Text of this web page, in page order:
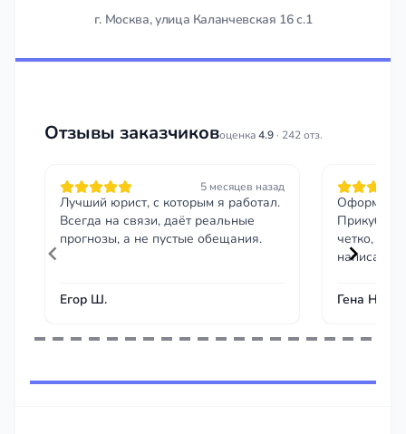
г. Москва, улица Каланчевская 16 с.1
Отзывы заказчиковоценка4.9 · 242 отз.
5 месяцев назад
Лучший юрист, с которым я работал.
Всегда на связи, даёт реальные
прогнозы, а не пустые обещания.
Егор Ш.
Оформлял
четко,
написал
Гена Н.
1